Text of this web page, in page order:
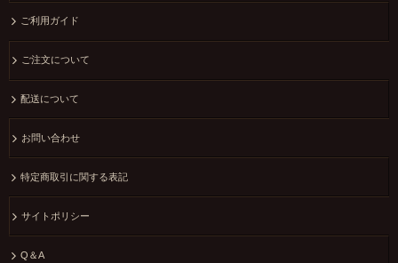
ご利用ガイド
ご注文について
配送について
お問い合わせ
特定商取引に関する表記
サイトポリシー
Q＆A